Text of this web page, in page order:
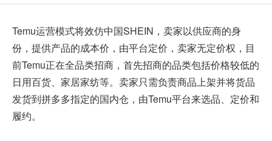
Temu运营模式将效仿中国SHEIN，卖家以供应商的身
份，提供产品的成本价，由平台定价，卖家无定价权，目
前Temu正在全品类招商，首先招商的品类包括价格较低的
日用百货、家居家纺等。卖家只需负责商品上架并将货品
发货到拼多多指定的国内仓，由Temu平台来选品、定价和
履约。